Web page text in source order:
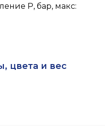
P, бар, макс:
цвета и вес